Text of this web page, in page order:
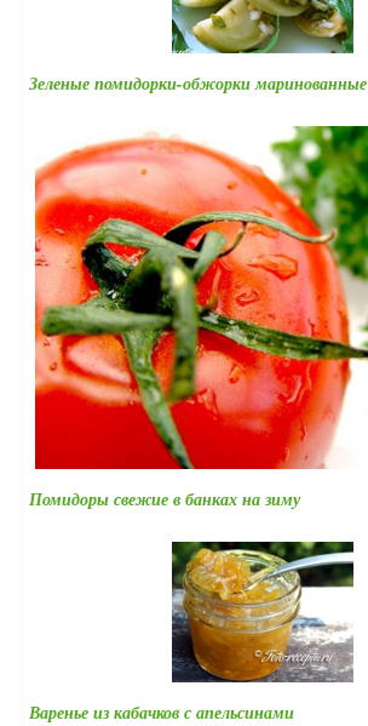
Зеленые помидорки-обжорки маринованные
Помидоры свежие в банках на зиму
Варенье из кабачков с апельсинами